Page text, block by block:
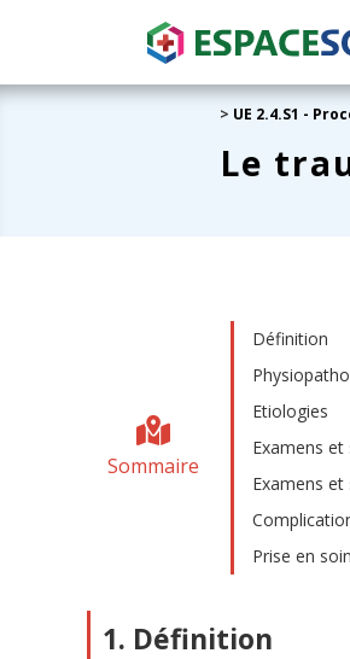
> UE 2.4.S1 -
Le
Sommaire
Définition
Etiologies
Examens et
Examens et
Prise en
1. Définition